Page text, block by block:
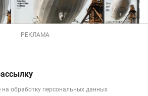
РЕКЛАМА
на обработку персональных данных